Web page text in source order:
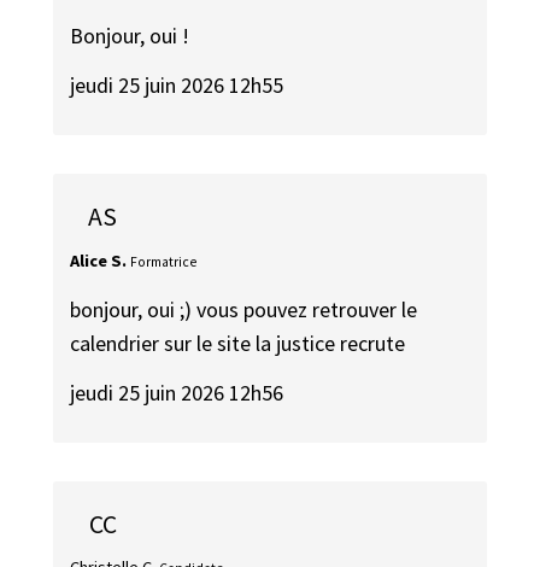
Bonjour, oui !
jeudi 25 juin 2026 12h55
AS
Alice S. Formatrice
bonjour, oui ;) vous pouvez retrouver le
calendrier sur le site la justice recrute
jeudi 25 juin 2026 12h56
CC